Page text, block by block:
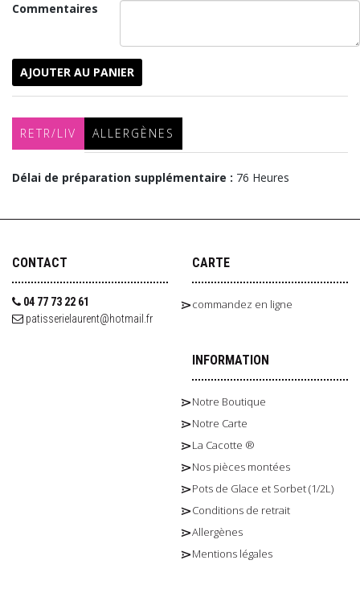
Commentaires
AJOUTER AU PANIER
RETR/LIV ALLERGÈNES
Délai de préparation supplémentaire : 76 Heures
CONTACT
04 77 73 22 61
patisserielaurent@hotmail.fr
CARTE
commandez en ligne
INFORMATION
Notre Boutique
Notre Carte
La Cacotte ®
Nos pièces montées
Pots de Glace et Sorbet (1/2L)
Conditions de retrait
Allergènes
Mentions légales